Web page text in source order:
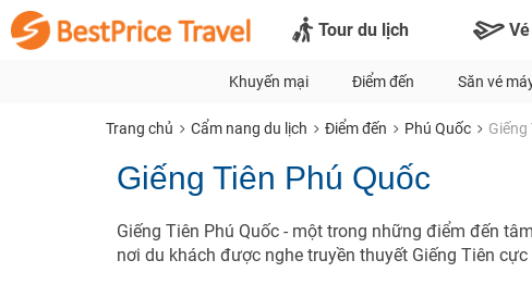
Tour du lịch
Khuyến mại Điểm đến Săn vé
Trang chủ Cẩm nang du lịch Điểm đến Phú Quốc Giếng
Giếng Tiên Phú Quốc
Giếng Tiên Phú Quốc - một trong những điểm đến
nơi du khách được nghe truyền thuyết Giếng Tiên cực